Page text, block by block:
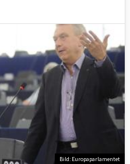
Bild: Europaparlamentet